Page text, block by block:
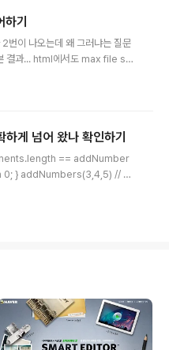
thanks - 행복한고니님...
기
이 나오는데 왜 그러냐는 질문
결과... html에서도 max file siz
니다. 요기에다 업로드 max va
다음과 같이 나오네요 "MAX_
우저에 대한 권고입니다. 이 값
게 넘어 왔나 확인하기
== addNumber
} addNumbers(3,4,5) // re
인자 개수를 함수명.length